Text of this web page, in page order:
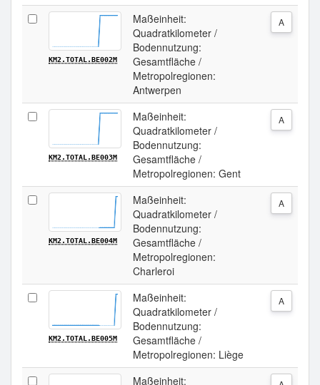
KM2.TOTAL.BE002M
Maßeinheit:
Quadratkilometer /
Bodennutzung:
Gesamtfläche /
Metropolregionen:
Antwerpen
A
KM2.TOTAL.BE003M
Maßeinheit:
Quadratkilometer /
Bodennutzung:
Gesamtfläche /
Metropolregionen: Gent
A
KM2.TOTAL.BE004M
Maßeinheit:
Quadratkilometer /
Bodennutzung:
Gesamtfläche /
Metropolregionen:
Charleroi
A
KM2.TOTAL.BE005M
Maßeinheit:
Quadratkilometer /
Bodennutzung:
Gesamtfläche /
Metropolregionen: Liège
A
Maßeinheit: